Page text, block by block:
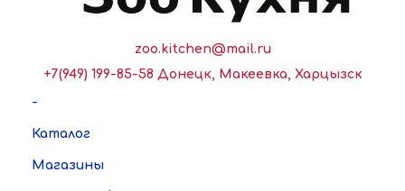
zoo.kitchen@mail.ru
+7(949) 199-85-58 Донецк, Макеевка, Харцызск
-
Каталог
Магазины